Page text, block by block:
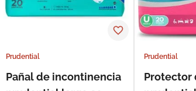
Prudential
Pañal de incontinencia
Prudential
Protector